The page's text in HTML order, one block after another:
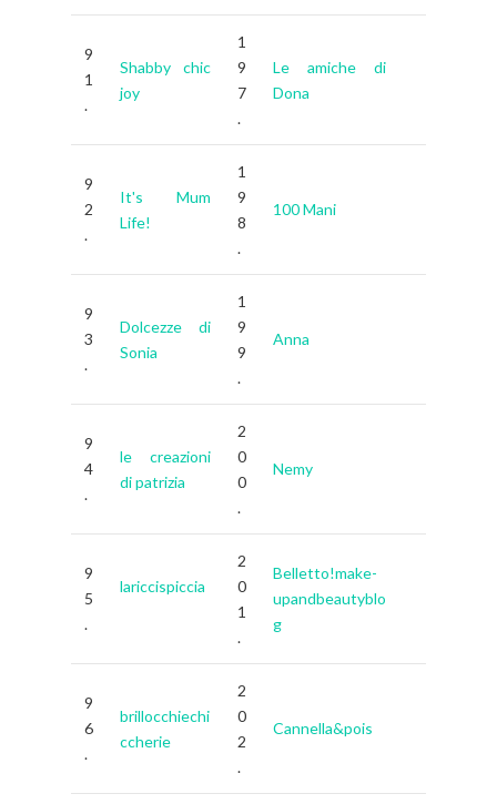
9
1
.
Shabby chic
joy
1
9
7
.
Le amiche di
Dona
9
2
.
It's Mum
Life!
1
9
8
.
100 Mani
9
3
.
Dolcezze di
Sonia
1
9
9
.
Anna
9
4
.
le creazioni
di patrizia
2
0
0
.
Nemy
9
5
.
lariccispiccia
2
0
1
.
Belletto!make-
upandbeautyblo
g
9
6
.
brillocchiechi
ccherie
2
0
2
.
Cannella&pois